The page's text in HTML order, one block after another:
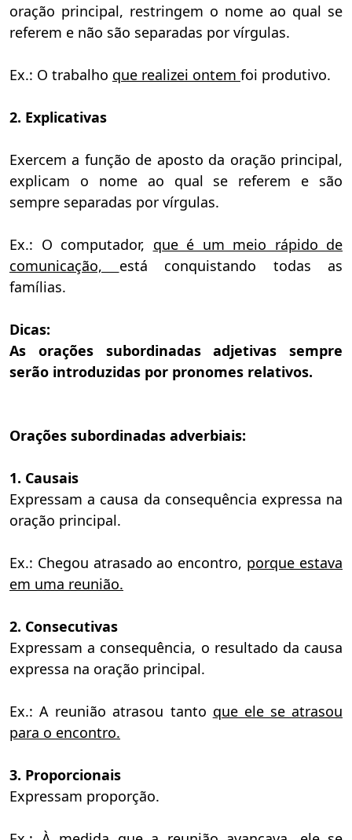
oração principal, restringem o nome ao qual se
referem e não são separadas por vírgulas.
Ex.: O trabalho que realizei ontem foi produtivo.
2. Explicativas
Exercem a função de aposto da oração principal,
explicam o nome ao qual se referem e são
sempre separadas por vírgulas.
Ex.: O computador, que é um meio rápido de
comunicação, está conquistando todas as
famílias.
Dicas:
As orações subordinadas adjetivas sempre
serão introduzidas por pronomes relativos.
Orações subordinadas adverbiais:
1. Causais
Expressam a causa da consequência expressa na
oração principal.
Ex.: Chegou atrasado ao encontro, porque estava
em uma reunião.
2. Consecutivas
Expressam a consequência, o resultado da causa
expressa na oração principal.
Ex.: A reunião atrasou tanto que ele se atrasou
para o encontro.
3. Proporcionais
Expressam proporção.